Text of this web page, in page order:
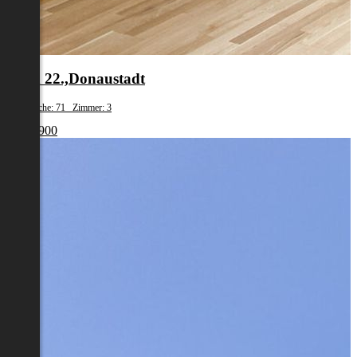
Wien 22.,Donaustadt
Wohnfläche: 71 Zimmer: 3
€ 440 900